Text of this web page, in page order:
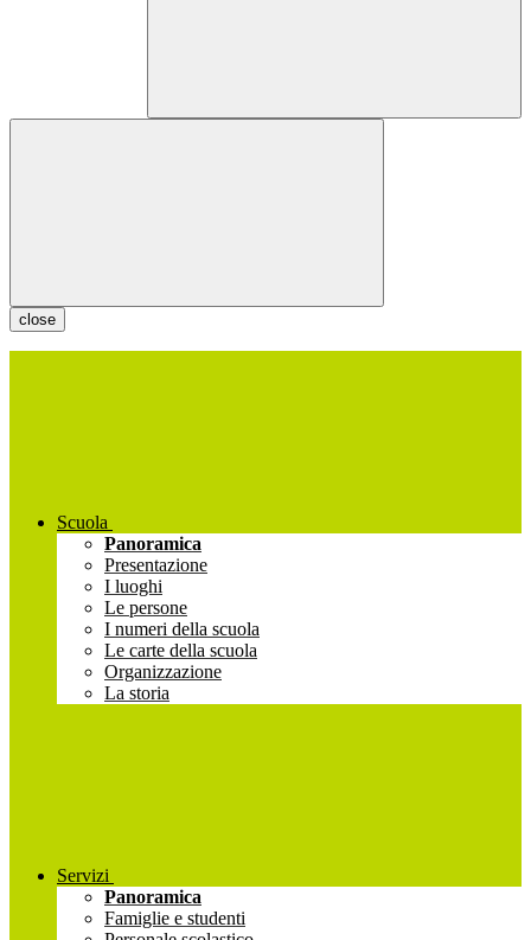
close
Scuola
Panoramica
Presentazione
I luoghi
Le persone
I numeri della scuola
Le carte della scuola
Organizzazione
La storia
Servizi
Panoramica
Famiglie e studenti